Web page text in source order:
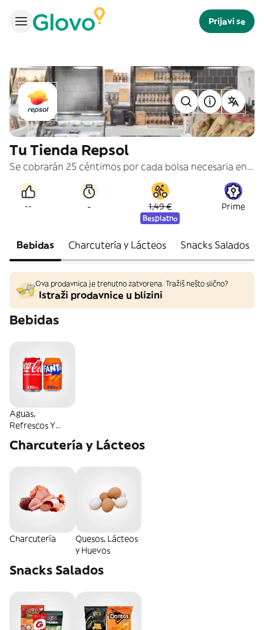
Prijavi se
Tu Tienda Repsol
Se cobrarán 25 céntimos por cada bolsa necesaria en tu pedido.
-- - 1,49 €
Besplatno
Prime
Bebidas Charcutería y Lácteos Snacks Salados
Ova prodavnica je trenutno zatvorena. Tražiš nešto slično?
Istraži prodavnice u blizini
Bebidas
Aguas,
Refrescos Y
Charcutería y Lácteos
Charcutería
Quesos, Lácteos
y Huevos
Snacks Salados